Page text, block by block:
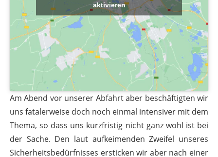
aktivieren
Am Abend vor unserer Abfahrt aber beschäftigten wir
uns fatalerweise doch noch einmal intensiver mit dem
Thema, so dass uns kurzfristig nicht ganz wohl ist bei
der Sache. Den laut aufkeimenden Zweifel unseres
Sicherheitsbedürfnisses ersticken wir aber nach einer